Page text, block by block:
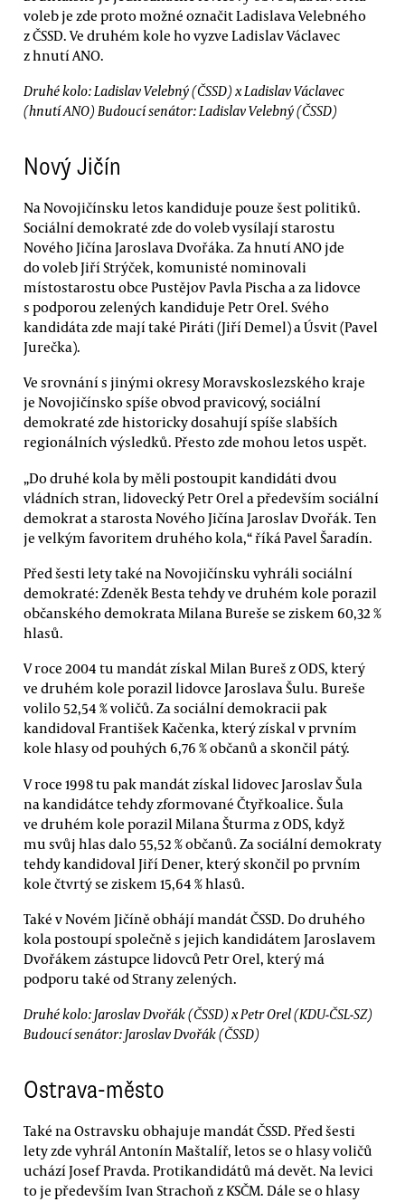
voleb je zde proto možné označit Ladislava Velebného
z ČSSD. Ve druhém kole ho vyzve Ladislav Václavec
z hnutí ANO.
Druhé kolo: Ladislav Velebný (ČSSD) x Ladislav Václavec
(hnutí ANO) Budoucí senátor: Ladislav Velebný (ČSSD)
Nový Jičín
Na Novojičínsku letos kandiduje pouze šest politiků.
Sociální demokraté zde do voleb vysílají starostu
Nového Jičína Jaroslava Dvořáka. Za hnutí ANO jde
do voleb Jiří Strýček, komunisté nominovali
místostarostu obce Pustějov Pavla Pischa a za lidovce
s podporou zelených kandiduje Petr Orel. Svého
kandidáta zde mají také Piráti (Jiří Demel) a Úsvit (Pavel
Jurečka).
Ve srovnání s jinými okresy Moravskoslezského kraje
je Novojičínsko spíše obvod pravicový, sociální
demokraté zde historicky dosahují spíše slabších
regionálních výsledků. Přesto zde mohou letos uspět.
„Do druhé kola by měli postoupit kandidáti dvou
vládních stran, lidovecký Petr Orel a především sociální
demokrat a starosta Nového Jičína Jaroslav Dvořák. Ten
je velkým favoritem druhého kola,“ říká Pavel Šaradín.
Před šesti lety také na Novojičínsku vyhráli sociální
demokraté: Zdeněk Besta tehdy ve druhém kole porazil
občanského demokrata Milana Bureše se ziskem 60,32 %
hlasů.
V roce 2004 tu mandát získal Milan Bureš z ODS, který
ve druhém kole porazil lidovce Jaroslava Šulu. Bureše
volilo 52,54 % voličů. Za sociální demokracii pak
kandidoval František Kačenka, který získal v prvním
kole hlasy od pouhých 6,76 % občanů a skončil pátý.
V roce 1998 tu pak mandát získal lidovec Jaroslav Šula
na kandidátce tehdy zformované Čtyřkoalice. Šula
ve druhém kole porazil Milana Šturma z ODS, když
mu svůj hlas dalo 55,52 % občanů. Za sociální demokraty
tehdy kandidoval Jiří Dener, který skončil po prvním
kole čtvrtý se ziskem 15,64 % hlasů.
Také v Novém Jičíně obhájí mandát ČSSD. Do druhého
kola postoupí společně s jejich kandidátem Jaroslavem
Dvořákem zástupce lidovců Petr Orel, který má
podporu také od Strany zelených.
Druhé kolo: Jaroslav Dvořák (ČSSD) x Petr Orel (KDU-ČSL-SZ)
Budoucí senátor: Jaroslav Dvořák (ČSSD)
Ostrava-město
Také na Ostravsku obhajuje mandát ČSSD. Před šesti
lety zde vyhrál Antonín Maštalíř, letos se o hlasy voličů
uchází Josef Pravda. Protikandidátů má devět. Na levici
to je především Ivan Strachoň z KSČM. Dále se o hlasy